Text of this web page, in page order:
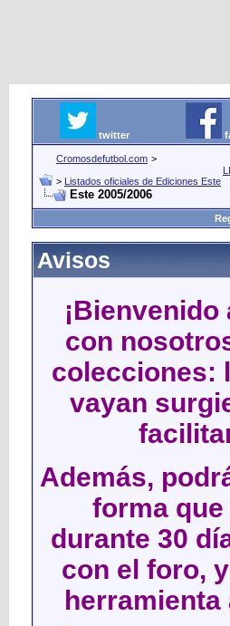
twitter
Cromosdefutbol.com >
> Listados oficiales de Ediciones Este
Este 2005/2006
Avisos
con
colecciones:
vayan
Además,
forma
durante 30
con el foro,